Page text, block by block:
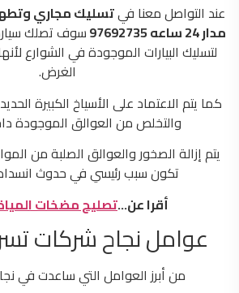
عند التواصل معنا فيتسليك مجاري
مدار 24 ساعه 97692735
سوف تصلك
لتسليك البيارات الموجودة في الشوارع
الغرض.
كما يتم الاعتماد على الأسياخ الكبيرة
والتخلص من العوالق الموجودة
يتم إزالة الصخور والعوالق الصلبة من
تكون سبب رئيسي في حدوث انسداد
أقرا عن…تصليح مضخات
عوامل نجاح شركات
من أبرز العوامل التي ساعدت في